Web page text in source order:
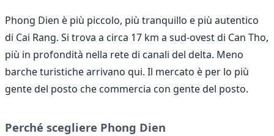
Phong Dien è più piccolo, più tranquillo e più autentico
di Cai Rang. Si trova a circa 17 km a sud-ovest di Can Tho,
più in profondità nella rete di canali del delta. Meno
barche turistiche arrivano qui. Il mercato è per lo più
gente del posto che commercia con gente del posto.
Perché scegliere Phong Dien